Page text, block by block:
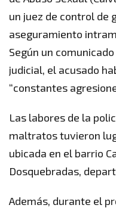
un juez de control de
aseguramiento
Según un
judicial, el acusado
“constantes
Las labores de la
maltratos tuvieron
ubicada en el barrio
Dosquebradas,
Además, durante el